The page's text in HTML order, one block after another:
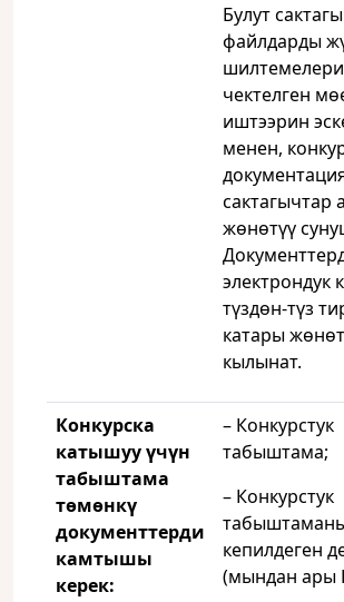
Булут
файлдарды
чектелген
иштээрин
менен,
сактагычтар
жөнөтүү
электрондук
түздөн-түз
катары
кылынат.
Конкурска
катышуу үчүн
табыштама
төмөнкү
документтерди
камтышы
керек:
– Конкурстук
табыштама;
– Конкурстук
кепилдеген
(мындан ары